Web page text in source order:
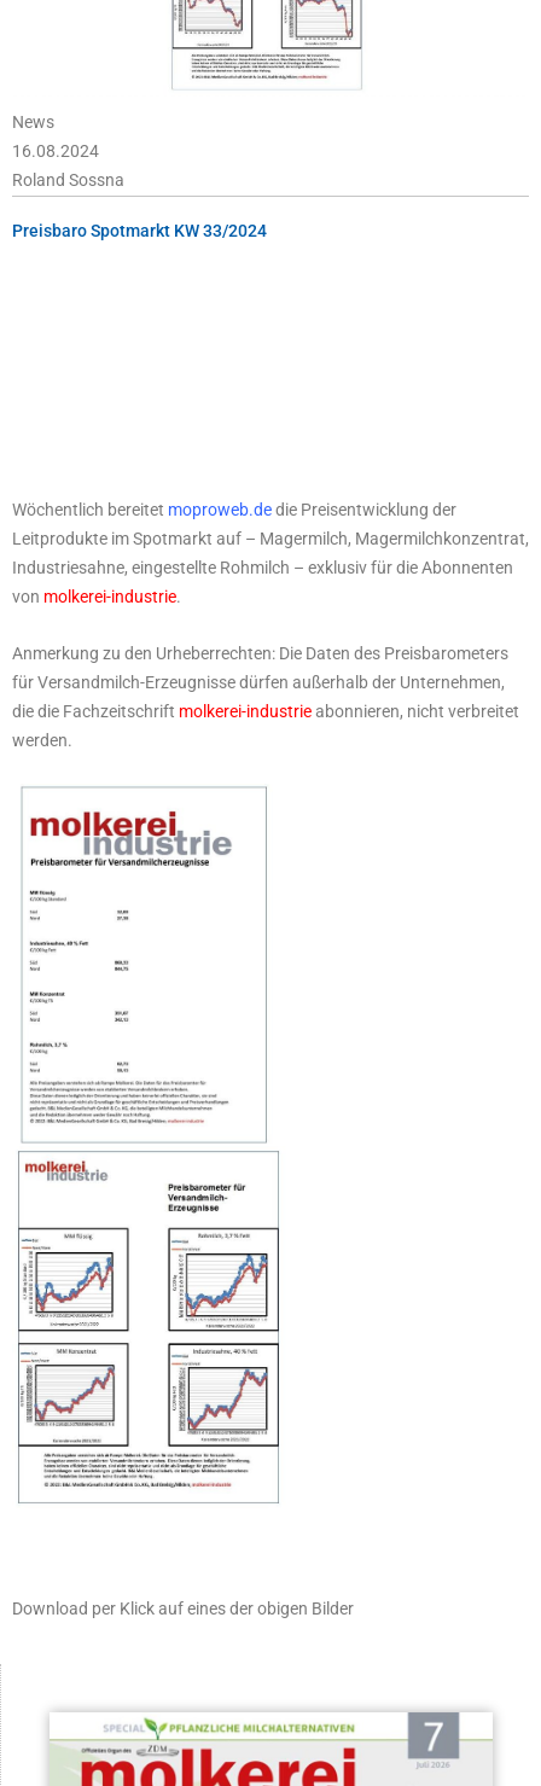
News
16.08.2024
Roland Sossna
Preisbaro Spotmarkt KW 33/2024
Wöchentlich bereitet moproweb.dedie Preisentwicklung der
Leitprodukte im Spotmarkt auf – Magermilch, Magermilchkonzentrat,
Industriesahne, eingestellte Rohmilch – exklusiv für die Abonnenten
von molkerei-industrie.
Anmerkung zu den Urheberrechten: Die Daten des Preisbarometers
für Versandmilch-Erzeugnisse dürfen außerhalb der Unternehmen,
die die Fachzeitschrift molkerei-industrieabonnieren, nicht verbreitet
werden.
Download per Klick auf eines der obigen Bilder